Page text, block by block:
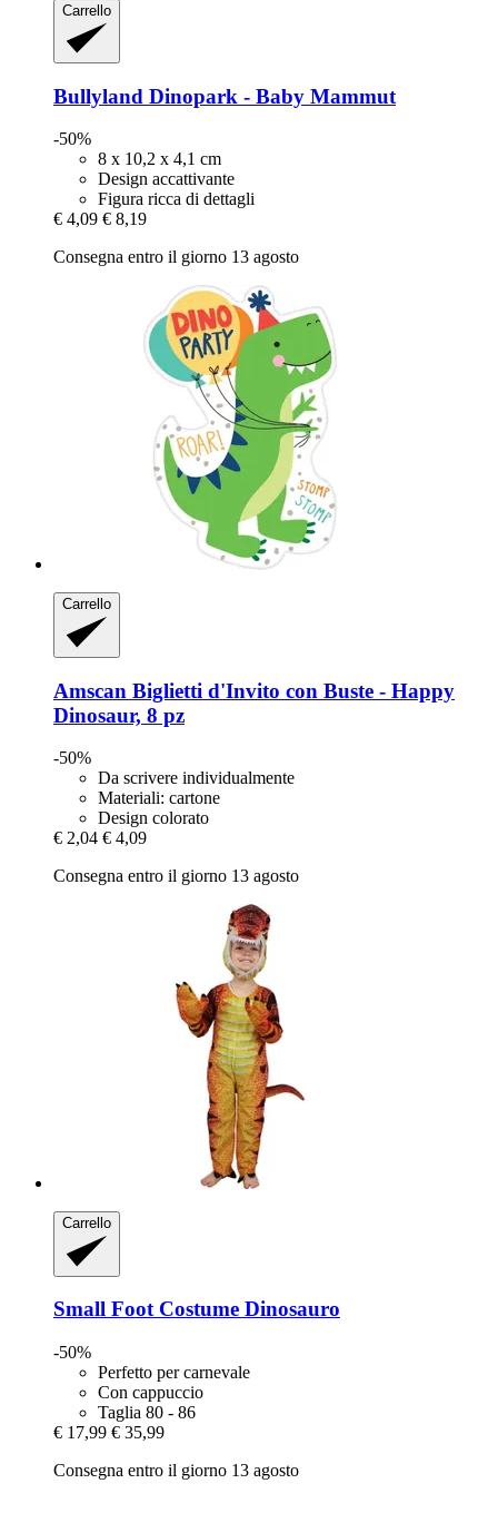
Carrello
Bullyland Dinopark -​ Baby Mammut
-50%
8 x 10,2 x 4,1 cm
Design accattivante
Figura ricca di dettagli
€ 4,09 € 8,19
Consegna entro il giorno 13 agosto
Carrello
Amscan Biglietti d'Invito con Buste -​ Happy
Dinosaur, 8 pz
-50%
Da scrivere individualmente
Materiali: cartone
Design colorato
€ 2,04 € 4,09
Consegna entro il giorno 13 agosto
Carrello
Small FootCostume Dinosauro
-50%
Perfetto per carnevale
Con cappuccio
Taglia 80 - 86
€ 17,99 € 35,99
Consegna entro il giorno 13 agosto